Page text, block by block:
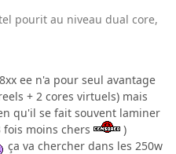
pourit au niveau dual core,
ee n'a pour seul avantage
+ 2 cores virtuels) mais
qu'il se fait souvent laminer
moins chers
)
ça va chercher dans les 250w